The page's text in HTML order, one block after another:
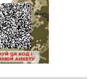
дорожню
(ФОТОФАКТ)
світу в
центр
міськради,